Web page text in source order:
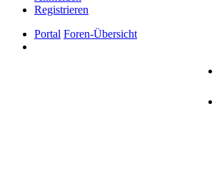
Registrieren
Portal Foren-Übersicht